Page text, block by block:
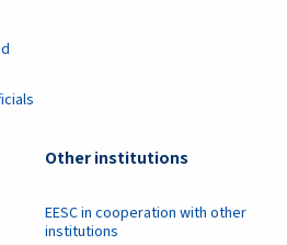
Other institutions
EESC in cooperation with other
institutions